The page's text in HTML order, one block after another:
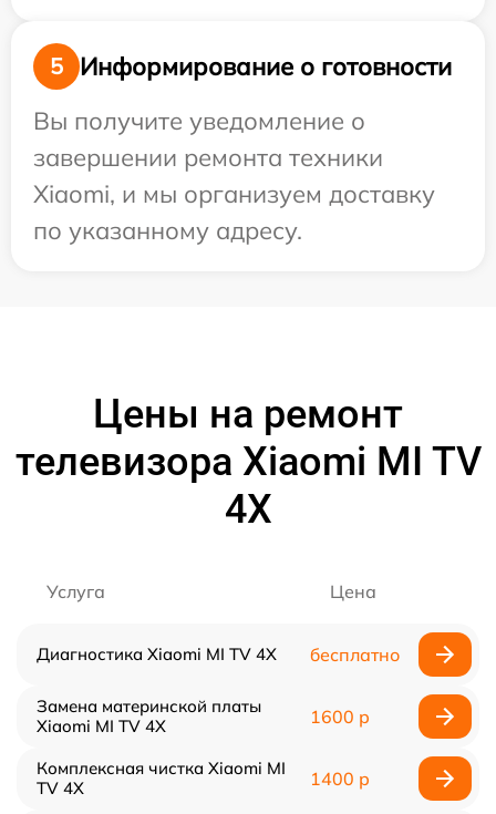
5
Информирование о готовности
Вы получите уведомление о
завершении ремонта техники
Xiaomi, и мы организуем доставку
по указанному адресу.
Цены на ремонт
телевизора Xiaomi MI TV
4X
Услуга Цена
Диагностика Xiaomi MI TV 4X бесплатно
Замена материнской платы
Xiaomi MI TV 4X
1600 р
Комплексная чистка Xiaomi MI
TV 4X
1400 р